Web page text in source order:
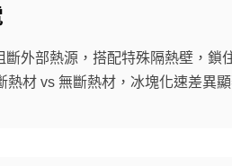
斷外部熱源，搭配特殊隔熱壁，鎖
熱材 vs 無斷熱材，冰塊化速差異顯